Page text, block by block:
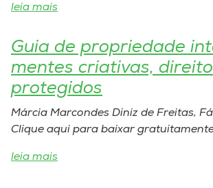
Unoesc
Internacionalização
I.nova
Diplomados
leia mais
Guia de propriedade
mentes criativas,
protegidos
Márcia Marcondes Diniz de Freitas,
Clique aqui para baixar
leia mais